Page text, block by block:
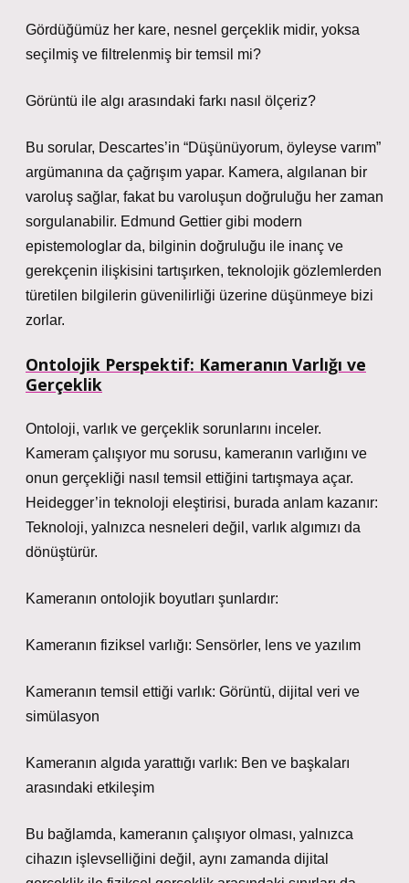
Gördüğümüz her kare, nesnel gerçeklik midir, yoksa
seçilmiş ve filtrelenmiş bir temsil mi?
Görüntü ile algı arasındaki farkı nasıl ölçeriz?
Bu sorular, Descartes’in “Düşünüyorum, öyleyse varım”
argümanına da çağrışım yapar. Kamera, algılanan bir
varoluş sağlar, fakat bu varoluşun doğruluğu her zaman
sorgulanabilir. Edmund Gettier gibi modern
epistemologlar da, bilginin doğruluğu ile inanç ve
gerekçenin ilişkisini tartışırken, teknolojik gözlemlerden
türetilen bilgilerin güvenilirliği üzerine düşünmeye bizi
zorlar.
Ontolojik Perspektif: Kameranın Varlığı ve
Gerçeklik
Ontoloji, varlık ve gerçeklik sorunlarını inceler.
Kameram çalışıyor mu sorusu, kameranın varlığını ve
onun gerçekliği nasıl temsil ettiğini tartışmaya açar.
Heidegger’in teknoloji eleştirisi, burada anlam kazanır:
Teknoloji, yalnızca nesneleri değil, varlık algımızı da
dönüştürür.
Kameranın ontolojik boyutları şunlardır:
Kameranın fiziksel varlığı: Sensörler, lens ve yazılım
Kameranın temsil ettiği varlık: Görüntü, dijital veri ve
simülasyon
Kameranın algıda yarattığı varlık: Ben ve başkaları
arasındaki etkileşim
Bu bağlamda, kameranın çalışıyor olması, yalnızca
cihazın işlevselliğini değil, aynı zamanda dijital